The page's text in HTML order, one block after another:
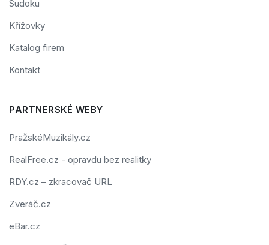
Sudoku
Křížovky
Katalog firem
Kontakt
PARTNERSKÉ WEBY
PražskéMuzikály.cz
RealFree.cz - opravdu bez realitky
RDY.cz – zkracovač URL
Zveráč.cz
eBar.cz